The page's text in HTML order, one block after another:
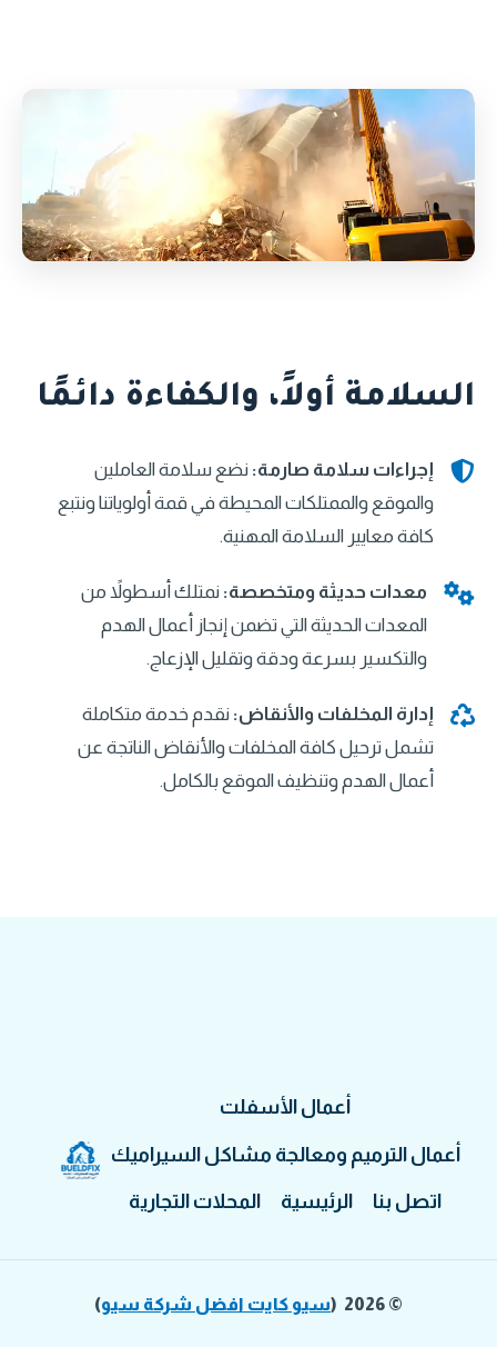
السلامة أولاً، والكفاءة دائمًا
إجراءات سلامة صارمة: نضع سلامة العاملين
والموقع والممتلكات المحيطة في قمة أولوياتنا ونتبع
كافة معايير السلامة المهنية.
معدات حديثة ومتخصصة: نمتلك أسطولاً من
المعدات الحديثة التي تضمن إنجاز أعمال الهدم
والتكسير بسرعة ودقة وتقليل الإزعاج.
إدارة المخلفات والأنقاض: نقدم خدمة متكاملة
تشمل ترحيل كافة المخلفات والأنقاض الناتجة عن
أعمال الهدم وتنظيف الموقع بالكامل.
أعمال الأسفلت
أعمال الترميم ومعالجة مشاكل السيراميك
اتصل بنا الرئيسية المحلات التجارية
© 2026 ( سيو كايت افضل شركة سيو)